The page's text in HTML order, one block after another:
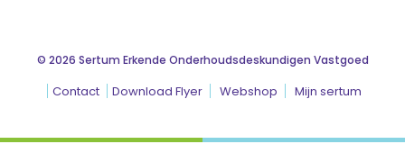
© 2026 Sertum Erkende Onderhoudsdeskundigen Vastgoed
Contact Download Flyer Webshop Mijn sertum